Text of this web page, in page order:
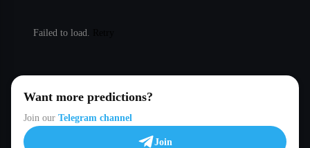
Failed to load.
Want more predictions?
Join our Telegram channel
Join